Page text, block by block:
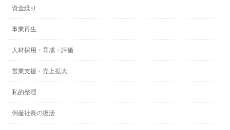
資金繰り
事業再生
人材採用・育成・評価
営業支援・売上拡大
私的整理
倒産社長の復活